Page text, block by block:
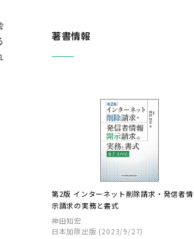
著書情報
第2版 インターネット削除請求・発信者
示請求の実務と書式
神田知宏
日本加除出版 (2023/9/27)